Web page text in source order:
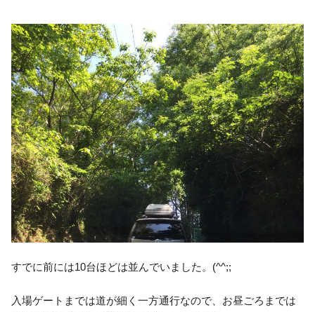
すでに前には10台ほどは並んでいました。(^^;;
入場ゲートまでは道が細く一方通行なので、お昼ごろまでは